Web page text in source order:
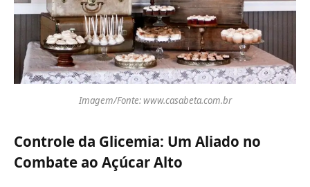
Imagem/Fonte: www.casabeta.com.br
Controle da Glicemia: Um Aliado no
Combate ao Açúcar Alto